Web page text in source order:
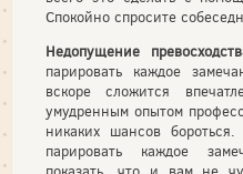
Спокойно спросите
Недопущение
парировать каждое
вскоре сложится
умудренным опытом
никаких шансов
парировать каждое